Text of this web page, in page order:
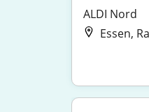
ALDI Nord
Essen,